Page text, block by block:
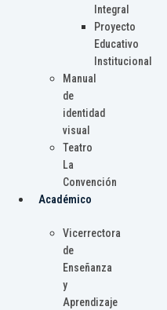
Integral
Proyecto
Educativo
Institucional
Manual
de
identidad
visual
Teatro
La
Convención
Académico
Vicerrectora
de
Enseñanza
y
Aprendizaje